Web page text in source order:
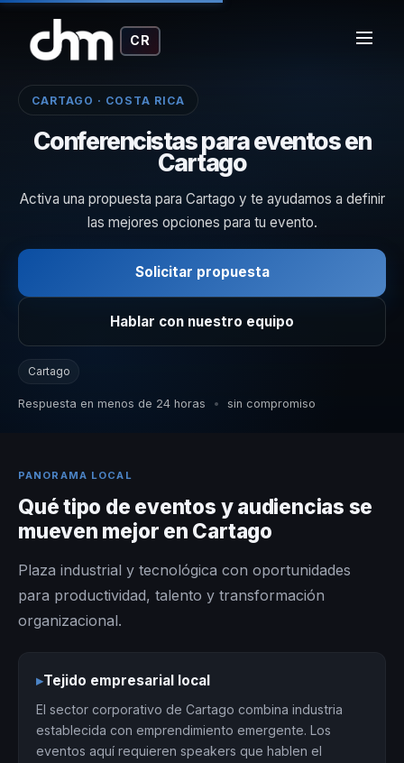
CR
CARTAGO · COSTA RICA
Conferencistas para eventos en
Cartago
Activa una propuesta para Cartago y te ayudamos a definir
las mejores opciones para tu evento.
Solicitar propuesta
Hablar con nuestro equipo
Cartago
Respuesta en menos de 24 horas • sin compromiso
PANORAMA LOCAL
Qué tipo de eventos y audiencias se
mueven mejor en Cartago
Plaza industrial y tecnológica con oportunidades
para productividad, talento y transformación
organizacional.
▸Tejido empresarial local
El sector corporativo de Cartago combina industria
establecida con emprendimiento emergente. Los
eventos aquí requieren speakers que hablen el